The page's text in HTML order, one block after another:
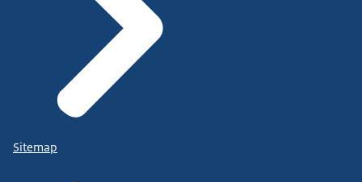
Sitemap